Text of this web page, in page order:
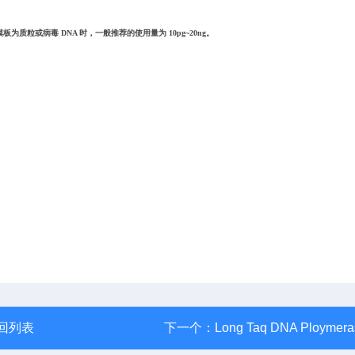
为质粒或病毒 DNA 时，一般推荐的使用量为 10pg~20ng。
列表 下一个： Long Taq DNA